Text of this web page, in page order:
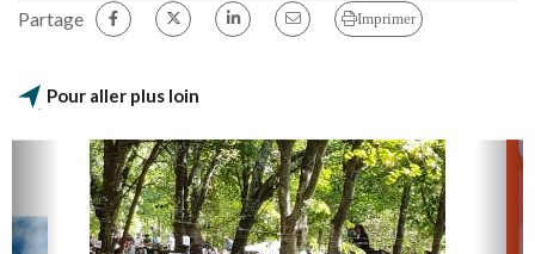
Partage Imprimer
Pour aller plus loin